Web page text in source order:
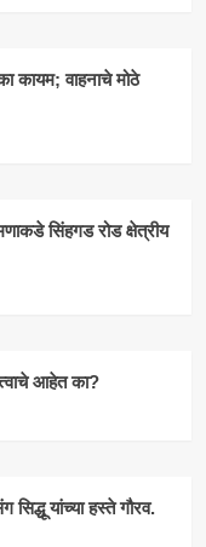
कायम; वाहनाचे मोठे
सिंहगड रोड क्षेत्रीय
आहेत का?
यांच्या हस्ते गौरव.